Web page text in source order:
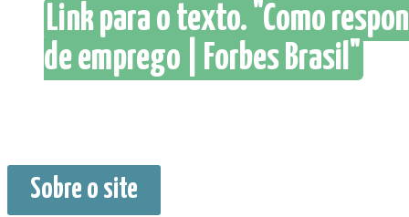
Link para o texto. "Como
de emprego | Forbes Brasil"
Sobre o site